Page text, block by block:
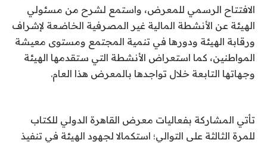
الافتتاح الرسمي للمعرض، واستمع لشرح من مسئولي
الهيئة عن الأنشطة المالية غير المصرفية الخاضعة لإشراف
ورقابة الهيئة ودورها في تنمية المجتمع ومستوى معيشة
المواطنين، كما استعراض الأنشطة التي ستقدمها الهيئة
وجهاتها التابعة خلال تواجدها بالمعرض هذا العام.
تأتي المشاركة بفعاليات معرض القاهرة الدولي للكتاب
للمرة الثالثة على التوالي؛ استكمالا لجهود الهيئة في تنفيذ